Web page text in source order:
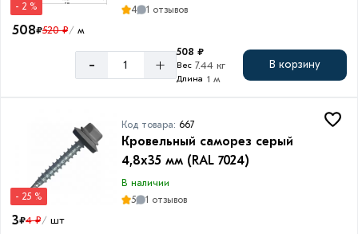
- 2 %
4
1 отзывов
508₽520 ₽/ м
- +
508 ₽
Вес 7.44 кг
Длина 1 м
В корзину
- 25 %
Код товара: 667
Кровельный саморез серый
4,8х35 мм (RAL 7024)
В наличии
5
1 отзывов
3₽4 ₽/ шт